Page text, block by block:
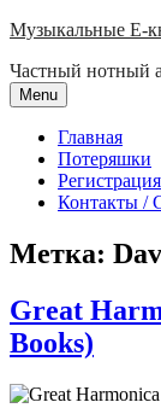
Skip
content
Музыкальные E-
Частный нотный
Menu
Главная
Потеряшки
Регистрация
Контакты /
Метка:
Great
Books)